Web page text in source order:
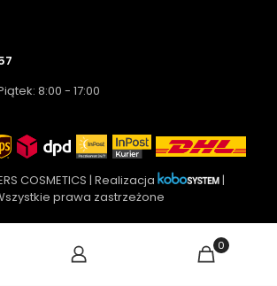
8:00 - 17:00
COSMETICS | Realizacja
|
prawa zastrzeżone
0